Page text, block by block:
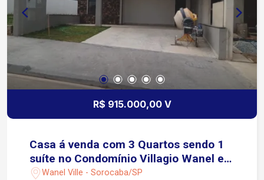
R$ 915.000,00 V
Casa á venda com 3 Quartos sendo 1
suíte no Condomínio Villagio Wanel em
Sorocaba -SP
Wanel Ville - Sorocaba/SP